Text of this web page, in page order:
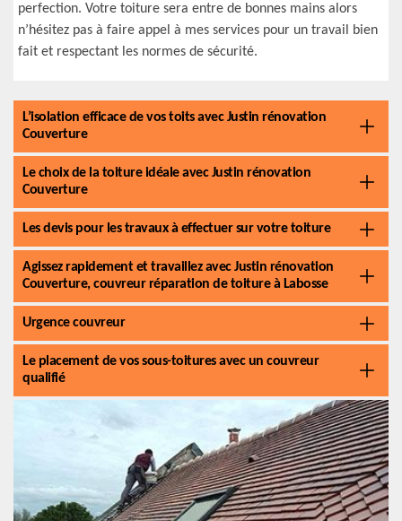
perfection. Votre toiture sera entre de bonnes mains alors
n’hésitez pas à faire appel à mes services pour un travail bien
fait et respectant les normes de sécurité.
L’isolation efficace de vos toits avec Justin rénovation
Couverture
Le choix de la toiture idéale avec Justin rénovation
Couverture
Les devis pour les travaux à effectuer sur votre toiture
Agissez rapidement et travaillez avec Justin rénovation
Couverture, couvreur réparation de toiture à Labosse
Urgence couvreur
Le placement de vos sous-toitures avec un couvreur
qualifié